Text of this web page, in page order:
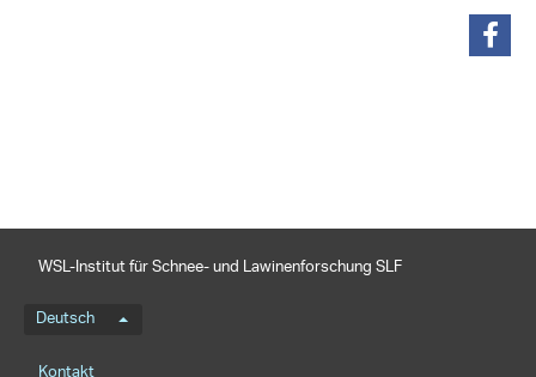
WSL-Institut für Schnee- und Lawinenforschung SLF
Sprachmenü
Deutsch
Footernavigation